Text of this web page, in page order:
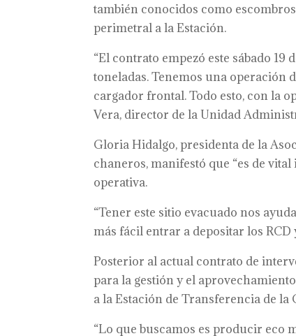
también conocidos como
perimetral a la Estación.
“El contrato empezó este sábado 19
toneladas. Tenemos una operación
cargador frontal. Todo esto, con la
Vera, director de la Unidad
Gloria Hidalgo, presidenta de la
chaneros, manifestó que “es de
operativa.
“Tener este sitio evacuado nos
más fácil entrar a depositar los RCD
Posterior al actual contrato de
para la gestión y el
a la Estación de Transferencia de la
“Lo que buscamos es producir eco